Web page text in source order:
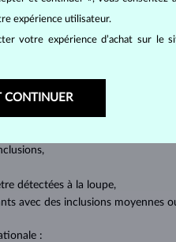
appartient aux tailles les plus
ou princesse (quadrilatère
inclusions ou bien des
détectées à la loupe,
avec des inclusions moyennes
:
expérience utilisateur.
votre expérience d’achat sur le
CONTINUER